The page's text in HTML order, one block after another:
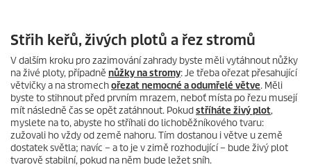
Střih keřů, živých plotů a řez stromů
V dalším kroku pro zazimování zahrady byste měli vytáhnout nůžky
na živé ploty, případně nůžky na stromy: Je třeba ořezat přesahující
větvičky a na stromechořezat nemocné a odumřelé větve. Měli
byste to stihnout před prvním mrazem, neboť místa po řezu musejí
mít následně čas se opět zatáhnout. Pokudstříháte živý plot,
myslete na to, abyste ho stříhali do lichoběžníkového tvaru:
zužovali ho vždy od země nahoru. Tím dostanou i větve u země
dostatek světla; navíc – a to je v zimě rozhodující – bude živý plot
tvarově stabilní, pokud na něm bude ležet sníh.